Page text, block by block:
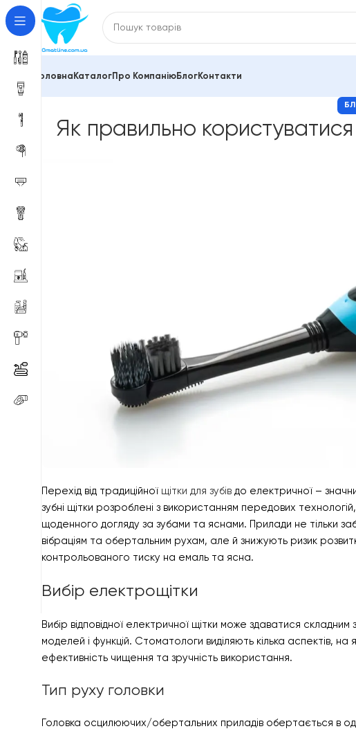
Головна КаталогПро КомпаніюБлогКонтакти
Як правильно
Перехід від традиційної щітки для зубів до електричної –
зубні щітки розроблені з використанням передових
щоденного догляду за зубами та яснами. Прилади не тільки
вібраціям та обертальним рухам, але й знижують ризик
контрольованого тиску на емаль та ясна.
Вибір електрощітки
Вибір відповідної електричної щітки може здаватися
моделей і функцій. Стоматологи виділяють кілька аспектів,
ефективність чищення та зручність використання.
Тип руху головки
Головка осцилюючих/обертальних приладів обертається в